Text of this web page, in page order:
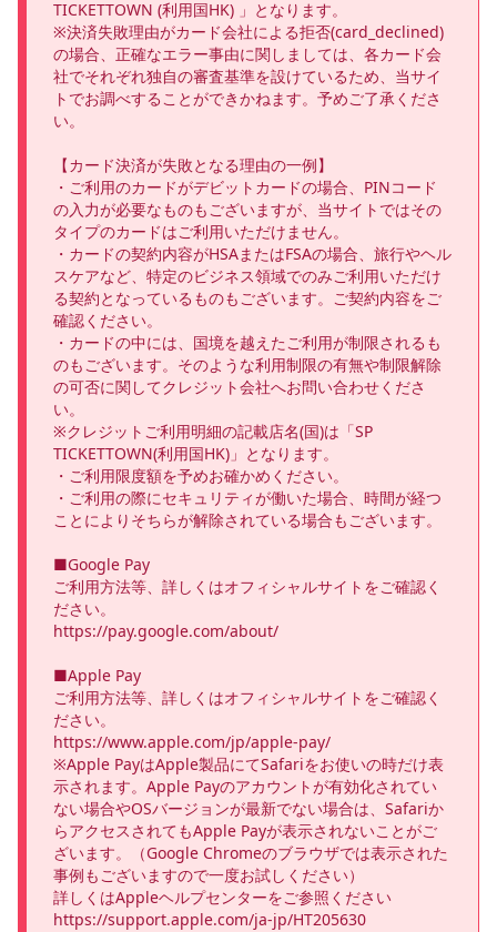
TICKETTOWN (利用国HK) 」となります。
※決済失敗理由がカード会社による拒否(card_declined)
の場合、正確なエラー事由に関しましては、各カード会
社でそれぞれ独自の審査基準を設けているため、当サイ
トでお調べすることができかねます。予めご了承くださ
い。
【カード決済が失敗となる理由の一例】
・ご利用のカードがデビットカードの場合、PINコード
の入力が必要なものもございますが、当サイトではその
タイプのカードはご利用いただけません。
・カードの契約内容がHSAまたはFSAの場合、旅行やヘル
スケアなど、特定のビジネス領域でのみご利用いただけ
る契約となっているものもございます。ご契約内容をご
確認ください。
・カードの中には、国境を越えたご利用が制限されるも
のもございます。そのような利用制限の有無や制限解除
の可否に関してクレジット会社へお問い合わせくださ
い。
※クレジットご利用明細の記載店名(国)は「SP
TICKETTOWN(利用国HK)」となります。
・ご利用限度額を予めお確かめください。
・ご利用の際にセキュリティが働いた場合、時間が経つ
ことによりそちらが解除されている場合もございます。
■Google Pay
ご利用方法等、詳しくはオフィシャルサイトをご確認く
ださい。
https://pay.google.com/about/
■Apple Pay
ご利用方法等、詳しくはオフィシャルサイトをご確認く
ださい。
https://www.apple.com/jp/apple-pay/
※Apple PayはApple製品にてSafariをお使いの時だけ表
示されます。Apple Payのアカウントが有効化されてい
ない場合やOSバージョンが最新でない場合は、Safariか
らアクセスされてもApple Payが表示されないことがご
ざいます。（Google Chromeのブラウザでは表示された
事例もございますので一度お試しください）
詳しくはAppleヘルプセンターをご参照ください
https://support.apple.com/ja-jp/HT205630